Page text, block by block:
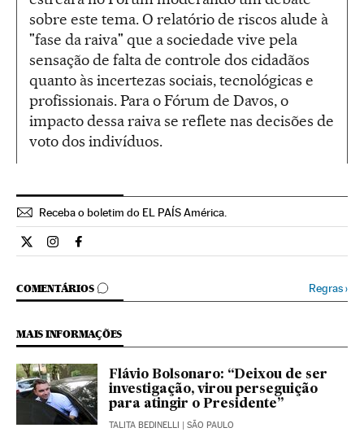
sobre este tema. O relatório de riscos alude à
"fase da raiva" que a sociedade vive pela
sensação de falta de controle dos cidadãos
quanto às incertezas sociais, tecnológicas e
profissionais. Para o Fórum de Davos, o
impacto dessa raiva se reflete nas decisões de
voto dos indivíduos.
Receba o boletim do EL PAÍS América.
Economia El País Brasil en Twitter
Economia El País Brasil en Instagram
Economia El País Brasil en Facebook
COMENTÁRIOS
COMENTÁRIOS Regras›
MAIS INFORMAÇÕES
Flávio Bolsonaro: “Deixou de ser
investigação, virou perseguição
para atingir o Presidente”
TALITA BEDINELLI | SÃO PAULO